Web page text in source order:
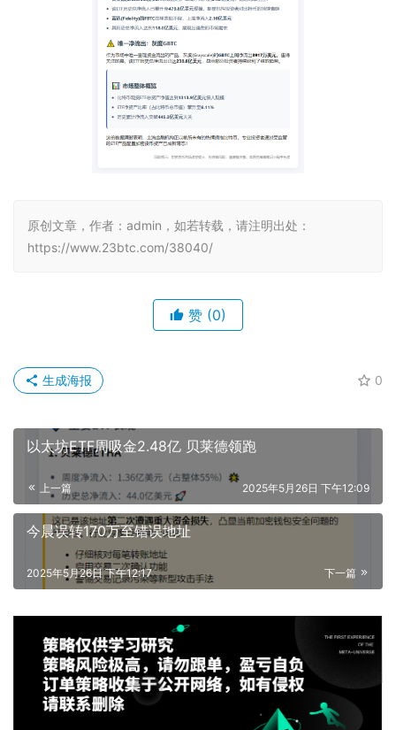
原创文章，作者：admin，如若转载，请注明出处：
https://www.23btc.com/38040/
赞 (0)
0
生成海报
以太坊ETF周吸金2.48亿 贝莱德领跑
上一篇 2025年5月26日 下午12:09
今晨误转170万至错误地址
下一篇
2025年5月26日 下午12:17